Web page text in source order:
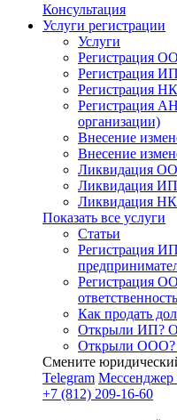
Консультация
Услуги регистрации
Услуги
Регистрация
Регистрация ИП
Регистрация
Регистрация
организации)
Внесение
Внесение
Ликвидация
Ликвидация ИП
Ликвидация
Показать все услуги
Статьи
Регистрация
Регистрация
Как продать
Открыли ИП?
Открыли ООО?
Смените
Telegram
+7 (812) 209-16-60